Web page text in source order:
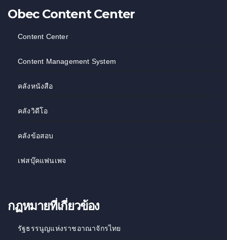
Obec Content Center
Content Center
Content Management System
คลังหนังสือ
คลังวิดีโอ
คลังข้อสอบ
เฟสบุ๊คแฟนเพจ
กฏหมายที่เกี่ยวข้อง
รัฐธรรนูญแห่งราชอาณาจักรไทย